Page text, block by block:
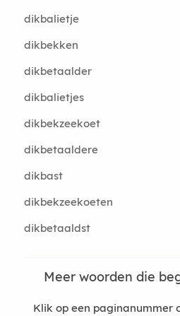
dikbalietje
dikbekken
dikbetaalder
dikbalietjes
dikbekzeekoet
dikbetaaldere
dikbast
dikbekzeekoeten
dikbetaaldst
Meer woorden die
Klik op een paginanummer